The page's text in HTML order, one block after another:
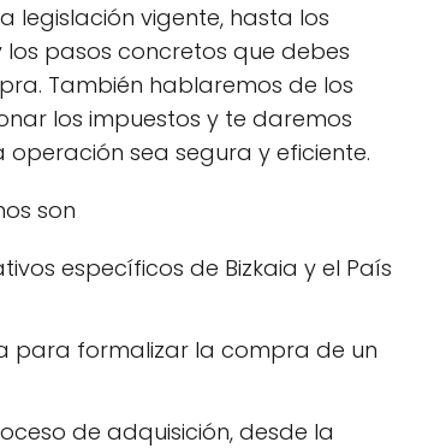
legislación vigente, hasta los
pasos concretos que debes
También hablaremos de los
los impuestos y te daremos
sea segura y eficiente.
son
específicos de Bizkaia y el País
para formalizar la compra de un
de adquisición, desde la